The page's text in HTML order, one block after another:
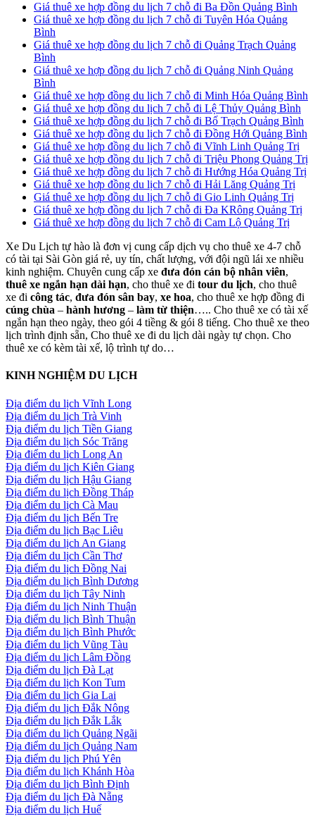
Giá thuê xe hợp đồng du lịch 7 chỗ đi Ba Đồn Quảng Bình
Giá thuê xe hợp đồng du lịch 7 chỗ đi Tuyên Hóa Quảng
Bình
Giá thuê xe hợp đồng du lịch 7 chỗ đi Quảng Trạch Quảng
Bình
Giá thuê xe hợp đồng du lịch 7 chỗ đi Quảng Ninh Quảng
Bình
Giá thuê xe hợp đồng du lịch 7 chỗ đi Minh Hóa Quảng Bình
Giá thuê xe hợp đồng du lịch 7 chỗ đi Lệ Thủy Quảng Bình
Giá thuê xe hợp đồng du lịch 7 chỗ đi Bố Trạch Quảng Bình
Giá thuê xe hợp đồng du lịch 7 chỗ đi Đồng Hới Quảng Bình
Giá thuê xe hợp đồng du lịch 7 chỗ đi Vĩnh Linh Quảng Trị
Giá thuê xe hợp đồng du lịch 7 chỗ đi Triệu Phong Quảng Trị
Giá thuê xe hợp đồng du lịch 7 chỗ đi Hướng Hóa Quảng Trị
Giá thuê xe hợp đồng du lịch 7 chỗ đi Hải Lăng Quảng Trị
Giá thuê xe hợp đồng du lịch 7 chỗ đi Gio Linh Quảng Trị
Giá thuê xe hợp đồng du lịch 7 chỗ đi Đa KRông Quảng Trị
Giá thuê xe hợp đồng du lịch 7 chỗ đi Cam Lộ Quảng Trị
Xe Du Lịch tự hào là đơn vị cung cấp dịch vụ cho thuê xe 4-7 chỗ
có tài tại Sài Gòn giá rẻ, uy tín, chất lượng, với đội ngũ lái xe nhiều
kinh nghiệm. Chuyên cung cấp xe đưa đón cán bộ nhân viên,
thuê xe ngắn hạn dài hạn, cho thuê xe đi tour du lịch, cho thuê
xe đi công tác, đưa đón sân bay, xe hoa, cho thuê xe hợp đồng đi
cúng chùa – hành hương – làm từ thiện….. Cho thuê xe có tài xế
ngắn hạn theo ngày, theo gói 4 tiềng & gói 8 tiếng. Cho thuê xe theo
lịch trình định sẵn, Cho thuê xe đi du lịch dài ngày tự chọn. Cho
thuê xe có kèm tài xế, lộ trình tự do…
KINH NGHIỆM DU LỊCH
Địa điểm du lịch Vĩnh Long
Địa điểm du lịch Trà Vinh
Địa điểm du lịch Tiền Giang
Địa điểm du lịch Sóc Trăng
Địa điểm du lịch Long An
Địa điểm du lịch Kiên Giang
Địa điểm du lịch Hậu Giang
Địa điểm du lịch Đồng Tháp
Địa điểm du lịch Cà Mau
Địa điểm du lịch Bến Tre
Địa điểm du lịch Bạc Liêu
Địa điểm du lịch An Giang
Địa điểm du lịch Cần Thơ
Địa điểm du lịch Đồng Nai
Địa điểm du lịch Bình Dương
Địa điểm du lịch Tây Ninh
Địa điểm du lịch Ninh Thuận
Địa điểm du lịch Bình Thuận
Địa điểm du lịch Bình Phước
Địa điểm du lịch Vũng Tàu
Địa điểm du lịch Lâm Đồng
Địa điểm du lịch Đà Lạt
Địa điểm du lịch Kon Tum
Địa điểm du lịch Gia Lai
Địa điểm du lịch Đắk Nông
Địa điểm du lịch Đắk Lắk
Địa điểm du lịch Quảng Ngãi
Địa điểm du lịch Quảng Nam
Địa điểm du lịch Phú Yên
Địa điểm du lịch Khánh Hòa
Địa điểm du lịch Bình Định
Địa điểm du lịch Đà Nẵng
Địa điểm du lịch Huế